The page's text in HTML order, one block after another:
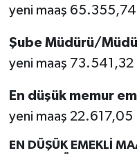
yeni maaş 65.355,74
Şube Müdürü/
yeni maaş 73.541,32
En düşük memur
yeni maaş 22.617,05
EN DÜŞÜK EMEKLİ